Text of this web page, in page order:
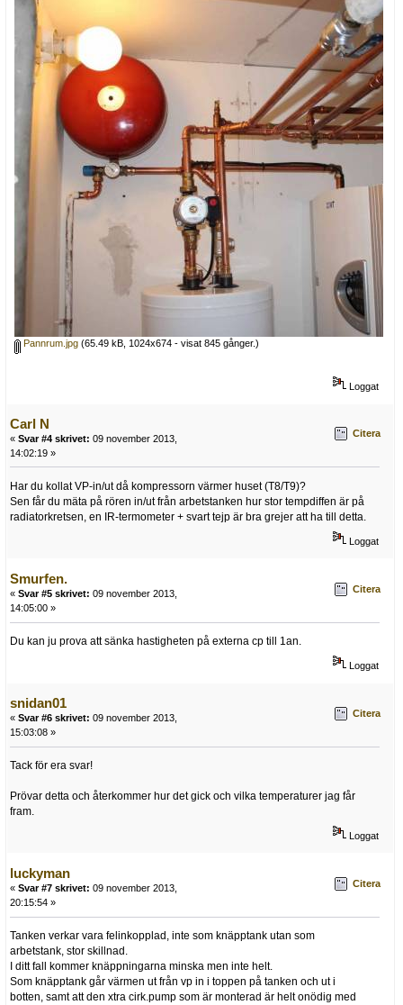
Pannrum.jpg (65.49 kB, 1024x674 - visat 845 gånger.)
Loggat
Carl N
« Svar #4 skrivet: 09 november 2013,
14:02:19 »
Citera
Har du kollat VP-in/ut då kompressorn värmer huset (T8/T9)?
Sen får du mäta på rören in/ut från arbetstanken hur stor tempdiffen är på
radiatorkretsen, en IR-termometer + svart tejp är bra grejer att ha till detta.
Loggat
Smurfen.
« Svar #5 skrivet: 09 november 2013,
14:05:00 »
Citera
Du kan ju prova att sänka hastigheten på externa cp till 1an.
Loggat
snidan01
« Svar #6 skrivet: 09 november 2013,
15:03:08 »
Citera
Tack för era svar!
Prövar detta och återkommer hur det gick och vilka temperaturer jag får
fram.
Loggat
luckyman
« Svar #7 skrivet: 09 november 2013,
20:15:54 »
Citera
Tanken verkar vara felinkopplad, inte som knäpptank utan som
arbetstank, stor skillnad.
I ditt fall kommer knäppningarna minska men inte helt.
Som knäpptank går värmen ut från vp in i toppen på tanken och ut i
botten, samt att den xtra cirk.pump som är monterad är helt onödig med